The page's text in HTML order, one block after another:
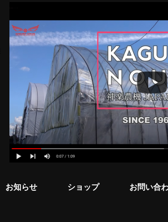
お知らせ ショップ お問い合